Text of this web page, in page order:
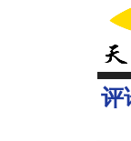
评